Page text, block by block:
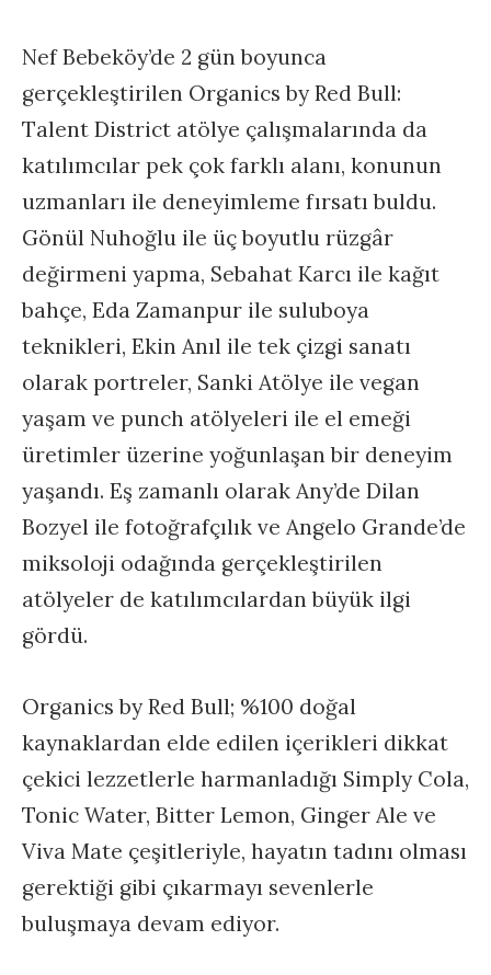
Nef Bebeköy’de 2 gün boyunca
gerçekleştirilen Organics by Red Bull:
Talent District atölye çalışmalarında da
katılımcılar pek çok farklı alanı, konunun
uzmanları ile deneyimleme fırsatı buldu.
Gönül Nuhoğlu ile üç boyutlu rüzgâr
değirmeni yapma, Sebahat Karcı ile kağıt
bahçe, Eda Zamanpur ile suluboya
teknikleri, Ekin Anıl ile tek çizgi sanatı
olarak portreler, Sanki Atölye ile vegan
yaşam ve punch atölyeleri ile el emeği
üretimler üzerine yoğunlaşan bir deneyim
yaşandı. Eş zamanlı olarak Any’de Dilan
Bozyel ile fotoğrafçılık ve Angelo Grande’de
miksoloji odağında gerçekleştirilen
atölyeler de katılımcılardan büyük ilgi
gördü.
Organics by Red Bull; %100 doğal
kaynaklardan elde edilen içerikleri dikkat
çekici lezzetlerle harmanladığı Simply Cola,
Tonic Water, Bitter Lemon, Ginger Ale ve
Viva Mate çeşitleriyle, hayatın tadını olması
gerektiği gibi çıkarmayı sevenlerle
buluşmaya devam ediyor.